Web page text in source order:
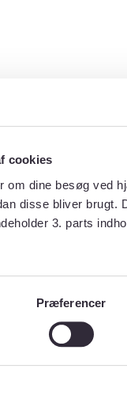
cookies
om dine besøg ved
disse bliver
3. parts
Præferencer